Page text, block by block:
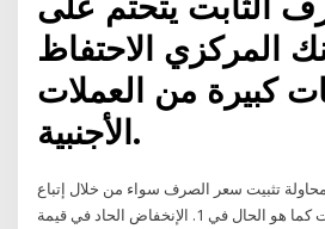
المركزي الاحتفاظ
كبيرة من العملات
الأجنبية.
تثبيت سعر الصرف سواء من خلال إتباع
سياسة سعر الصرف الثابت كما هو الحال في 1. الإنخفاض الحاد في قيمة